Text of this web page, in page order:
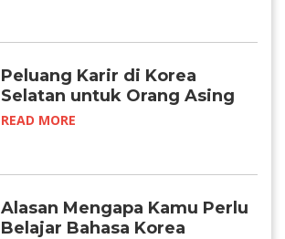
Peluang Karir di Korea
Selatan untuk Orang Asing
READ MORE
Alasan Mengapa Kamu Perlu
Belajar Bahasa Korea